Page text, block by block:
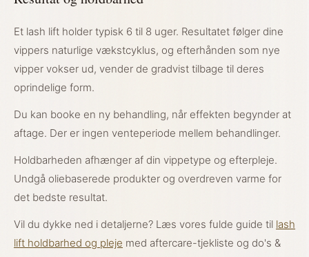
Et lash lift holder typisk 6 til 8 uger. Resultatet følger dine
vippers naturlige vækstcyklus, og efterhånden som nye
vipper vokser ud, vender de gradvist tilbage til deres
oprindelige form.
Du kan booke en ny behandling, når effekten begynder at
aftage. Der er ingen venteperiode mellem behandlinger.
Holdbarheden afhænger af din vippetype og efterpleje.
Undgå oliebaserede produkter og overdreven varme for
det bedste resultat.
Vil du dykke ned i detaljerne? Læs vores fulde guide til lash
lift holdbarhed og pleje med aftercare-tjekliste og do's &